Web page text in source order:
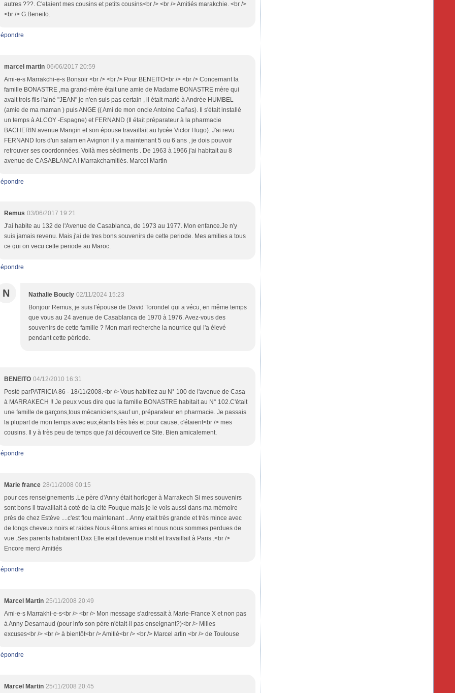
autres ???. C'etaient mes cousins et petits cousins<br /> <br /> Amitiés marakchie. <br />
<br /> G.Beneito.
marcel martin 06/06/2017 20:59
Ami-e-s Marrakchi-e-s Bonsoir <br /> <br /> Pour BENEITO<br /> <br /> Concernant la
famille BONASTRE ,ma grand-mère était une amie de Madame BONASTRE mère qui
avait trois fils l'ainé "JEAN" je n'en suis pas certain , il était marié à Andrée HUMBEL
(amie de ma maman ) puis ANGE (( Ami de mon oncle Antoine Cañas). Il s'était installé
un temps à ALCOY -Espagne) et FERNAND (Il était préparateur à la pharmacie
BACHERIN avenue Mangin et son épouse travaillait au lycée Victor Hugo). J'ai revu
FERNAND lors d'un salam en Avignon il y a maintenant 5 ou 6 ans , je dois pouvoir
retrouver ses coordonnées. Voilà mes sédiments . De 1963 à 1966 j'ai habitait au 8
avenue de CASABLANCA ! Marrakchamitiés. Marcel Martin
Remus 03/06/2017 19:21
J'ai habite au 132 de l'Avenue de Casablanca, de 1973 au 1977. Mon enfance.Je n'y
suis jamais revenu. Mais j'ai de tres bons souvenirs de cette periode. Mes amities a tous
ce qui on vecu cette periode au Maroc.
N Nathalie Boucly 02/11/2024 15:23
Bonjour Remus, je suis l'épouse de David Torondel qui a vécu, en même temps
que vous au 24 avenue de Casablanca de 1970 à 1976. Avez-vous des
souvenirs de cette famille ? Mon mari recherche la nourrice qui l'a élevé
pendant cette période.
BENEITO 04/12/2010 16:31
Posté parPATRICIA 86 - 18/11/2008.<br /> Vous habitiez au N° 100 de l'avenue de Casa
à MARRAKECH !! Je peux vous dire que la famille BONASTRE habitait au N° 102.C'était
une famille de garçons,tous mécaniciens,sauf un, préparateur en pharmacie. Je passais
la plupart de mon temps avec eux,étants très liés et pour cause, c'étaient<br /> mes
cousins. Il y à très peu de temps que j'ai découvert ce Site. Bien amicalement.
Marie france 28/11/2008 00:15
pour ces renseignements .Le père d'Anny était horloger à Marrakech Si mes souvenirs
sont bons il travaillait à coté de la cité Fouque mais je le vois aussi dans ma mémoire
près de chez Estève ....c'est flou maintenant ...Anny etait très grande et très mince avec
de longs cheveux noirs et raides Nous étions amies et nous nous sommes perdues de
vue .Ses parents habitaient Dax Elle etait devenue instit et travaillait à Paris .<br />
Encore merci Amitiés
Marcel Martin 25/11/2008 20:49
Ami-e-s Marrakhi-e-s<br /> <br /> Mon message s'adressait à Marie-France X et non pas
à Anny Desarnaud (pour info son père n'était-il pas enseignant?)<br /> Milles
excuses<br /> <br /> à bientôt<br /> Amitié<br /> <br /> Marcel artin <br /> de Toulouse
Marcel Martin 25/11/2008 20:45